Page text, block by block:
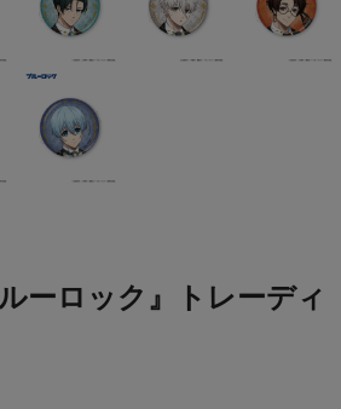
ーロック』トレーディ